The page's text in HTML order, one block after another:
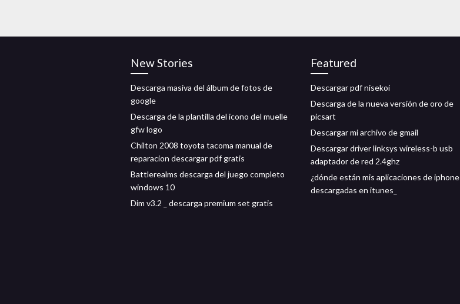
New Stories
Descarga masiva del álbum de fotos de
google
Descarga de la plantilla del icono del muelle
gfw logo
Chilton 2008 toyota tacoma manual de
reparacion descargar pdf gratis
Battlerealms descarga del juego completo
windows 10
Dim v3.2 _ descarga premium set gratis
Featured
Descargar pdf nisekoi
Descarga de la nueva versión de oro de
picsart
Descargar mi archivo de gmail
Descargar driver linksys wireless-b usb
adaptador de red 2.4ghz
¿dónde están mis aplicaciones de iphone
descargadas en itunes_